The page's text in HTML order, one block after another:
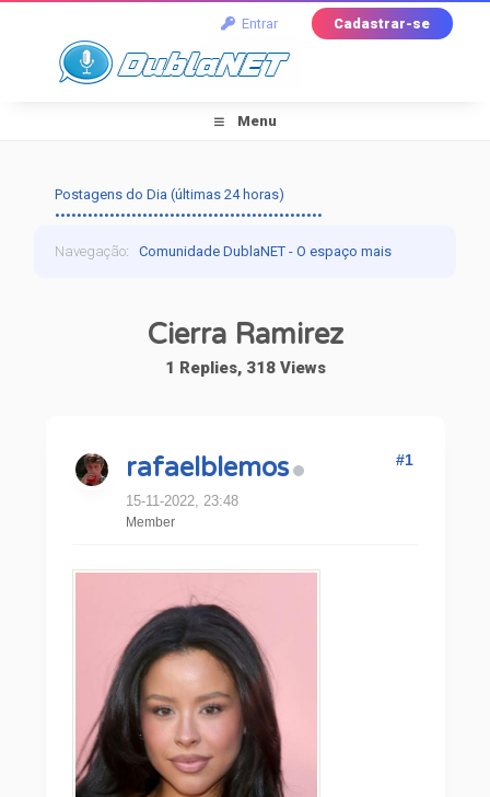
Entrar Cadastrar-se
Menu
Postagens do Dia (últimas 24 horas)
•••••••••••••••••••••••••••••••••••••••••••••••••
Navegação:Comunidade DublaNET - O espaço mais
Cierra Ramirez
1 Replies, 318 Views
rafaelblemos
15-11-2022, 23:48
Member
#1